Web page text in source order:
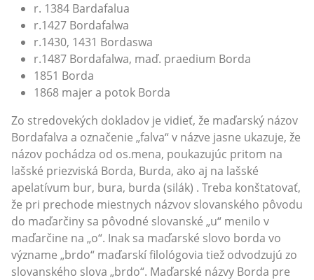
r. 1384 Bardafalua
r.1427 Bordafalwa
r.1430, 1431 Bordaswa
r.1487 Bordafalwa, maď. praedium Borda
1851 Borda
1868 majer a potok Borda
Zo stredovekých dokladov je vidieť, že maďarský názov
Bordafalva a označenie „falva“ v názve jasne ukazuje, že
názov pochádza od os.mena, poukazujúc pritom na
lašské priezviská Borda, Burda, ako aj na lašské
apelatívum bur, bura, burda (silák) . Treba konštatovať,
že pri prechode miestnych názvov slovanského pôvodu
do maďarčiny sa pôvodné slovanské „u“ menilo v
maďarčine na „o“. Inak sa maďarské slovo borda vo
význame „brdo“ maďarskí filológovia tiež odvodzujú zo
slovanského slova „brdo“. Maďarské názvy Borda pre